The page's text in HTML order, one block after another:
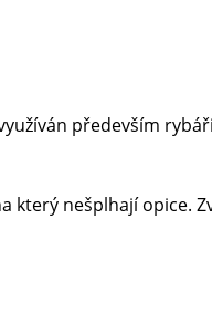
především
nešplhají opice.